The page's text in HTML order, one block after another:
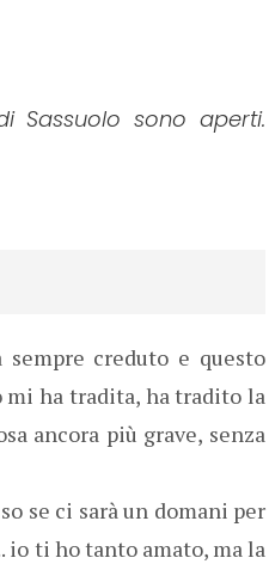
Sassuolo sono aperti.
creduto e questo
mi ha tradita, ha tradito la
ancora più grave, senza
se ci sarà un domani per
io ti ho tanto amato, ma la